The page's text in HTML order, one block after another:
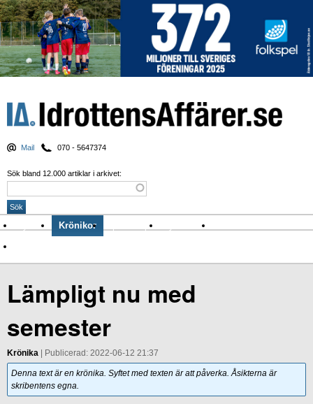
Mail 070 - 5647374
Sök bland 12.000 artiklar i arkivet:
Nyheter Krönikor Sport & spel Nyhetsbrev
Lämpligt nu med
semester
Krönika | Publicerad: 2022-06-12 21:37
Denna text är en krönika. Syftet med texten är att påverka. Åsikterna är
skribentens egna.